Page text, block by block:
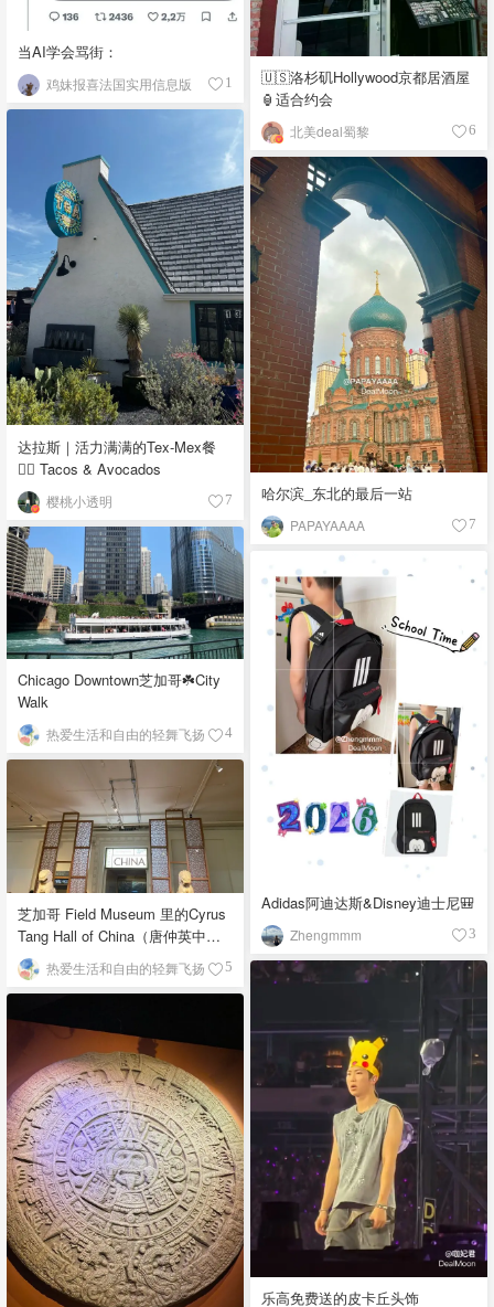
当AI学会骂街：
鸡妹报喜法国实用信息版 1
🇺🇸洛杉矶Hollywood京都居酒屋
🏮适合约会
北美deal蜀黎 6
达拉斯｜活力满满的Tex-Mex餐
👉🏼 Tacos & Avocados
樱桃小透明 7 哈尔滨_东北的最后一站
PAPAYAAAA 7
Chicago Downtown芝加哥☘️City
Walk
热爱生活和自由的轻舞飞扬 4
Adidas阿迪达斯&Disney迪士尼🎒
Zhengmmm 3
芝加哥 Field Museum 里的Cyrus
Tang Hall of China（唐仲英中国
馆） 热爱生活和自由的轻舞飞扬 5
乐高免费送的皮卡丘头饰